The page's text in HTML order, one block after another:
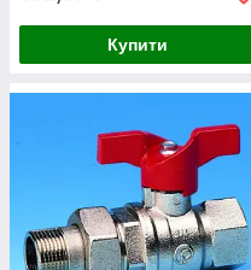
Купити